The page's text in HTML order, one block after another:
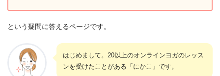
という疑問に答えるページです。
はじめまして。20以上のオンラインヨガのレッス
ンを受けたことがある「にかこ」です。